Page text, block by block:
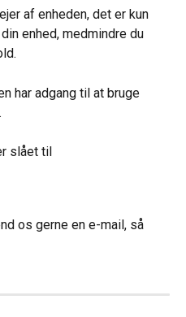
af enheden, det er kun
enhed, medmindre du
har adgang til at bruge
slået til
os gerne en e-mail, så